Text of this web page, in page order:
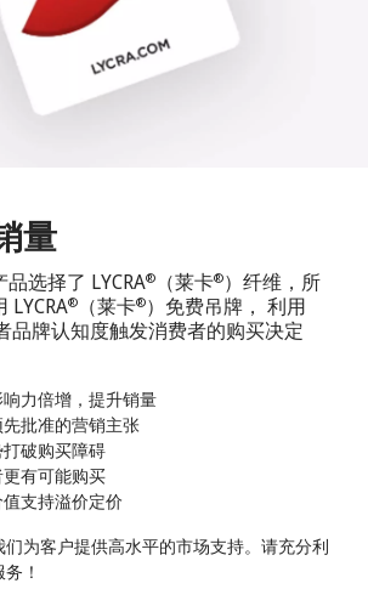
量
选择了 LYCRA® （莱卡®）纤维，所
LYCRA® （莱卡®）免费吊牌， 利用
品牌认知度触发消费者的购买决定
力倍增，提升销量
批准的营销主张
破购买障碍
有可能购买
支持溢价定价
为客户提供高水平的市场支持。请充分利
！